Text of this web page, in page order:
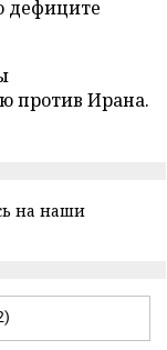
дефиците
против Ирана.
на наши